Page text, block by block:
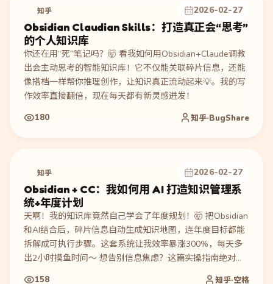
知乎 2026-02-27
Obsidian Claudian Skills：打造真正会“思考”
的个人知识库
你还在用“死”笔记吗？🤯 看我如何用Obsidian+Claude调教
出会主动思考的智能知识库！它不仅能关联碎片信息，还能
像搭档一样帮你推理创作，让知识真正流动起来💡。我的写
作效率直接翻倍，现在每天都有新灵感迸发！
180 知乎·BugShare
知乎 2026-02-27
Obsidian + CC：我如何用 AI 打造知识管理系
统+年度计划
天啊！我的知识库竟然自己学会了年度规划！🤯 把Obsidian
和AI结合后，碎片信息自动生成知识地图，连年度目标都能
拆解成可执行步骤。这套系统让我效率暴涨300%，每天多
出2小时摸鱼时间～ 想告别信息焦虑？这篇实操指南绝对让
158 知乎·空格